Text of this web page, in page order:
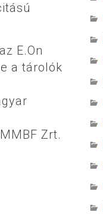
E.On
a tárolók
Zrt.